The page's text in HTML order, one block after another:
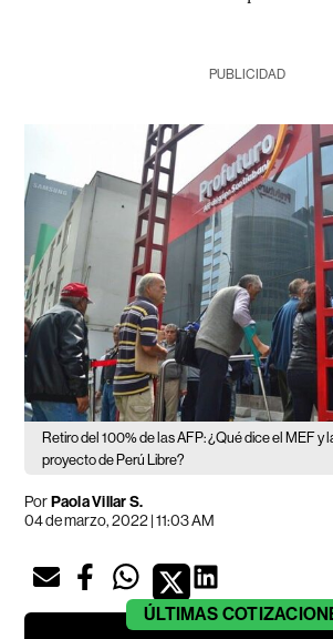
PUBLICIDAD
Retiro del 100% de las AFP: ¿Qué dice el MEF y
proyecto de Perú Libre?
PorPaola Villar S.
04 de marzo, 2022 | 11:03 AM
ÚLTIMAS